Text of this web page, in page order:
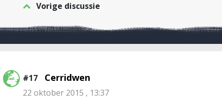
Vorige discussie
#17 Cerridwen
22 oktober 2015 , 13:37